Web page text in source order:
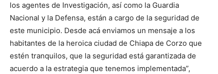
los agentes de Investigación, así como la Guardia
Nacional y la Defensa, están a cargo de la seguridad de
este municipio. Desde acá enviamos un mensaje a los
habitantes de la heroica ciudad de Chiapa de Corzo que
estén tranquilos, que la seguridad está garantizada de
acuerdo a la estrategia que tenemos implementada”,